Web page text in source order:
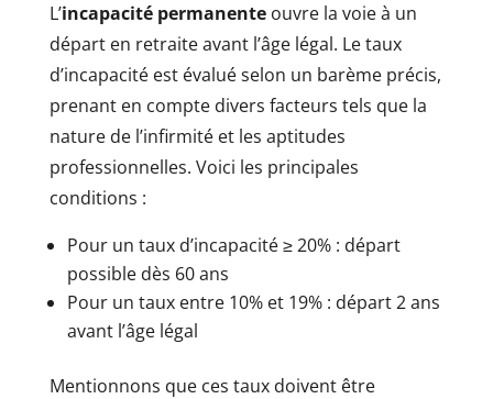
L’incapacité permanenteouvre la voie à un
départ en retraite avant l’âge légal. Le taux
d’incapacité est évalué selon un barème précis,
prenant en compte divers facteurs tels que la
nature de l’infirmité et les aptitudes
professionnelles. Voici les principales
conditions :
Pour un taux d’incapacité ≥ 20% : départ
possible dès 60 ans
Pour un taux entre 10% et 19% : départ 2 ans
avant l’âge légal
Mentionnons que ces taux doivent être